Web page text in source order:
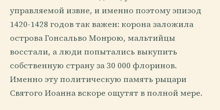
управляемой извне, и именно поэтому эпизод
1420-1428 годов так важен: корона заложила
острова Гонсальво Монрою, мальтийцы
восстали, а люди попытались выкупить
собственную страну за 30 000 флоринов.
Именно эту политическую память рыцари
Святого Иоанна вскоре ощутят в полной мере.